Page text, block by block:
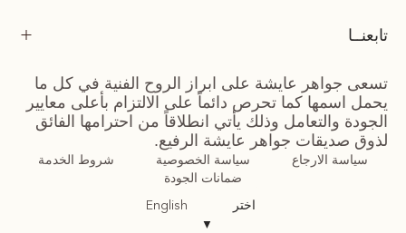
تابعنــا
تسعى جواهر عايشة على ابراز الروح الفنية في كل ما
يحمل اسمها كما تحرص دائماً على الالتزام بأعلى معايير
الجودة والتعامل وذلك يأتي انطلاقاً من احترامها الفائق
لذوق صديقات جواهر عايشة الرفيع.
سياسة الارجاع سياسة الخصوصية
شروط الخدمة
ضمانات الجودة
اختر
▼
English